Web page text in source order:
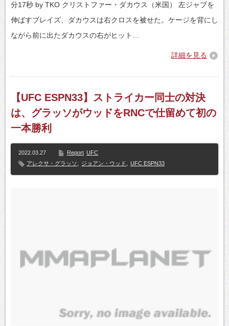
分17秒 by TKO クリストファー・ダカウス（米国） 左ジャブを
伸ばすブレイズ、ダカウスは右クロスを被せた。ケージを背にし
ながら前に出たダカウスの右がヒット…
詳細を見る
【UFC ESPN33】ストライカー同士の対決
は、グラッソがウッドをRNCで仕留めて初の
一本勝利
2022.03.27 Report UFC
アレクサ・グラッソ
ジョアン・ウッド UFC ESPN33